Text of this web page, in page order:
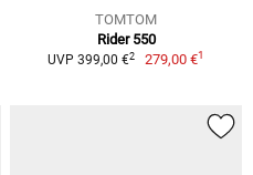
TOMTOM
Rider 550
UVP 399,00 €2 279,00 €1